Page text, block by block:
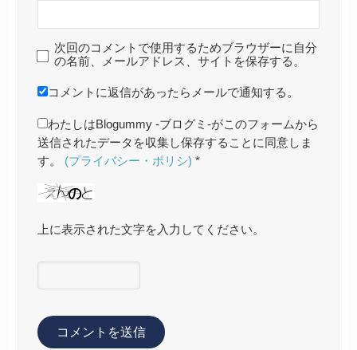
次回のコメントで使用するためブラウザーに自分
の名前、メールアドレス、サイトを保存する。
コメントに返信があったらメールで通知する。
わたしはBlogummy -ブログミ-がこのフォームから
送信されたデータを収集し保存することに同意しま
す。 (プライバシー・ポリシ) *
上に表示された文字を入力してください。